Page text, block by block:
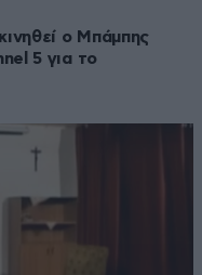
ο Μπάμπης
5 για το